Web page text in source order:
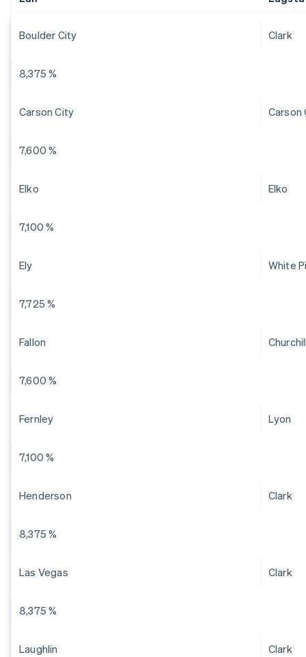
Boulder City Clark
8,375 %
Carson City Carson
7,600 %
Elko Elko
7,100 %
Ely White
7,725 %
Fallon
7,600 %
Fernley Lyon
7,100 %
Henderson Clark
8,375 %
Las Vegas Clark
8,375 %
Laughlin Clark